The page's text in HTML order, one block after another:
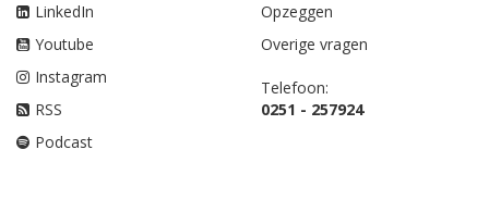
LinkedIn
Youtube
Instagram
RSS
Podcast
Opzeggen
Overige vragen
Telefoon:
0251 - 257924